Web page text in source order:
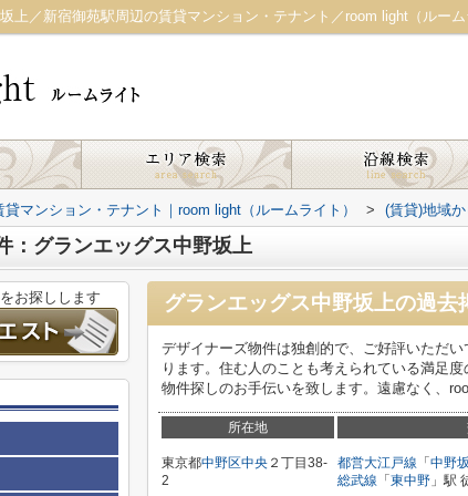
上／新宿御苑駅周辺の賃貸マンション・テナント／room light（ルーム
マンション・テナント｜room light（ルームライト） > (賃貸)地域
：グランエッグス中野坂上
グランエッグス中野坂上の過去
デザイナーズ物件は独創的で、ご好評いただ
ります。住む人のことも考えられている満足
物件探しのお手伝いを致します。遠慮なく、
所在地
東京都中野区中央 ２丁目38-
2
都営大江戸線 「 中野
総武線 「 東中野 」駅
お探しします